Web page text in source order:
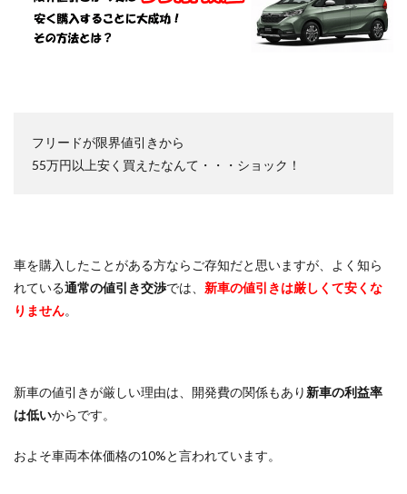
フリードが限界値引きから
55万円以上安く買えたなんて・・・ショック！
車を購入したことがある方ならご存知だと思いますが、よく知ら
れている通常の値引き交渉では、 新車の値引きは厳しくて安くな
りません。
新車の値引きが厳しい理由は、開発費の関係もあり 新車の利益率
は低いからです。
およそ車両本体価格の10%と言われています。